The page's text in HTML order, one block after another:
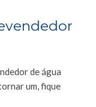
de água
um, fique